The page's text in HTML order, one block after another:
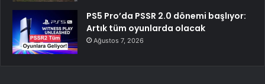
PS5 Pro’da PSSR 2.0 dönemi başlıyor:
Artık tüm oyunlarda olacak
Ağustos 7, 2026